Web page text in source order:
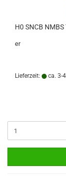
H0 SNCB
er
Lieferzeit: ca. 3-